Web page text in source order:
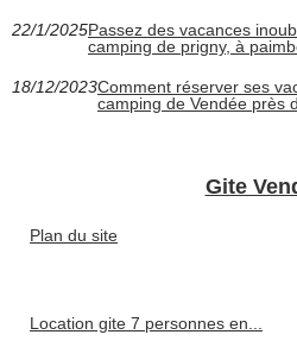
22/1/2025Passez des vacances
camping de prigny, à
18/12/2023Comment réserver ses
camping de Vendée près
Gite
Plan du site
Location gite 7 personnes en...